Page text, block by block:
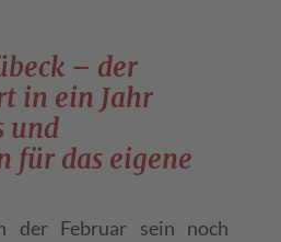
– der
in ein Jahr
und
für das eigene
der Februar sein noch